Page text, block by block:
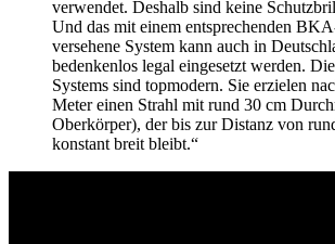
verwendet. Deshalb sind keine
Und das mit einem entsprechenden
versehene System kann auch in
bedenkenlos legal eingesetzt werden.
Systems sind topmodern. Sie erzielen
Meter einen Strahl mit rund 30 cm
Oberkörper), der bis zur Distanz von
konstant breit bleibt.“